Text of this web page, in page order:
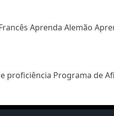
Aprenda Alemão
proficiência Programa de